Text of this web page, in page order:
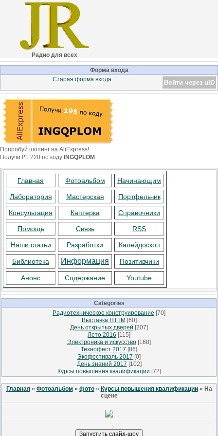
Радио для всех
Форма входа
Войти через uID
Старая форма входа
Попробуй шопинг на AliExpress!
Получи ₽1 220 по коду INGQPLOM
Главная Фотоальбом Начинающим
Лаборатория Мастерская Портфельчик
Консультация Каптерка Справочники
Помощь Связь RSS
Наши статьи Разработки Калейдоскоп
Библиотека Информация Позитивчики
Анонс Содержание Youtube
Categories
Радиотехническое конструирование [70]
Выставка НТТМ [60]
День открытых дверей [207]
Лето 2016 [115]
Электроника и искусство [168]
Технофест 2017 [86]
Экофестиваль 2017 [0]
День знаний 2017 [102]
Курсы повышения квалификации [72]
Главная» Фотоальбом » фото» Курсы повышения квалификации» На
сцене